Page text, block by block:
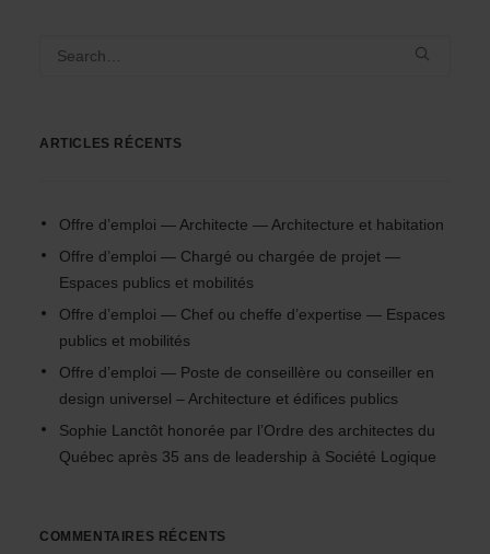
ARTICLES RÉCENTS
Offre d’emploi — Architecte — Architecture et habitation
Offre d’emploi — Chargé ou chargée de projet —
Espaces publics et mobilités
Offre d’emploi — Chef ou cheffe d’expertise — Espaces
publics et mobilités
Offre d’emploi — Poste de conseillère ou conseiller en
design universel – Architecture et édifices publics
Sophie Lanctôt honorée par l’Ordre des architectes du
Québec après 35 ans de leadership à Société Logique
COMMENTAIRES RÉCENTS